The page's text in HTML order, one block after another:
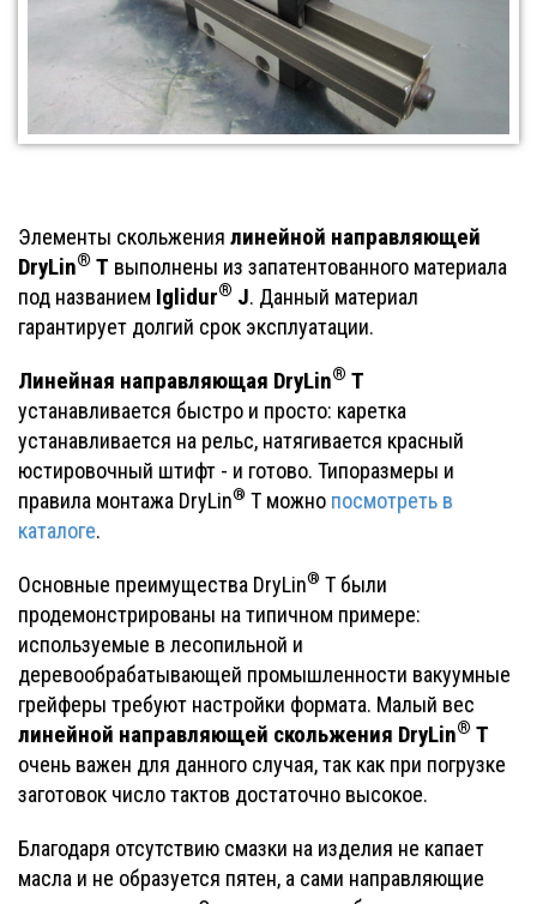
Элементы скольжения линейной направляющей
DryLin® Т выполнены из запатентованного материала
под названием Iglidur® J. Данный материал
гарантирует долгий срок эксплуатации.
Линейная направляющая DryLin® Т
устанавливается быстро и просто: каретка
устанавливается на рельс, натягивается красный
юстировочный штифт - и готово. Типоразмеры и
правила монтажа DryLin® Т можно посмотреть в
каталоге.
Основные преимущества DryLin® Т были
продемонстрированы на типичном примере:
используемые в лесопильной и
деревообрабатывающей промышленности вакуумные
грейферы требуют настройки формата. Малый вес
линейной направляющей скольжения DryLin® Т
очень важен для данного случая, так как при погрузке
заготовок число тактов достаточно высокое.
Благодаря отсутствию смазки на изделия не капает
масла и не образуется пятен, а сами направляющие